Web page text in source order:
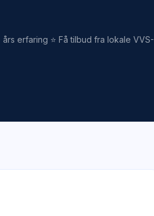
erfaring ⭐ Få tilbud fra lokale VVS-